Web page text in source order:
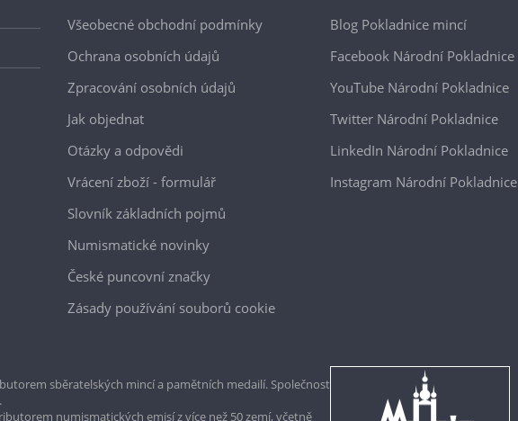
Všeobecné obchodní podmínky
Ochrana osobních údajů
Zpracování osobních údajů
Jak objednat
Otázky a odpovědi
Vrácení zboží - formulář
Slovník základních pojmů
Numismatické novinky
České puncovní značky
Zásady používání souborů cookie
Blog Pokladnice mincí
Facebook Národní Pokladnice
YouTube Národní Pokladnice
Twitter Národní Pokladnice
LinkedIn Národní Pokladnice
Instagram Národní Pokladnice
sběratelských mincí a pamětních medailí. Společnost
numismatických emisí z více než 50 zemí, včetně